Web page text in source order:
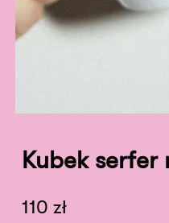
Kubek serfer
110 zł